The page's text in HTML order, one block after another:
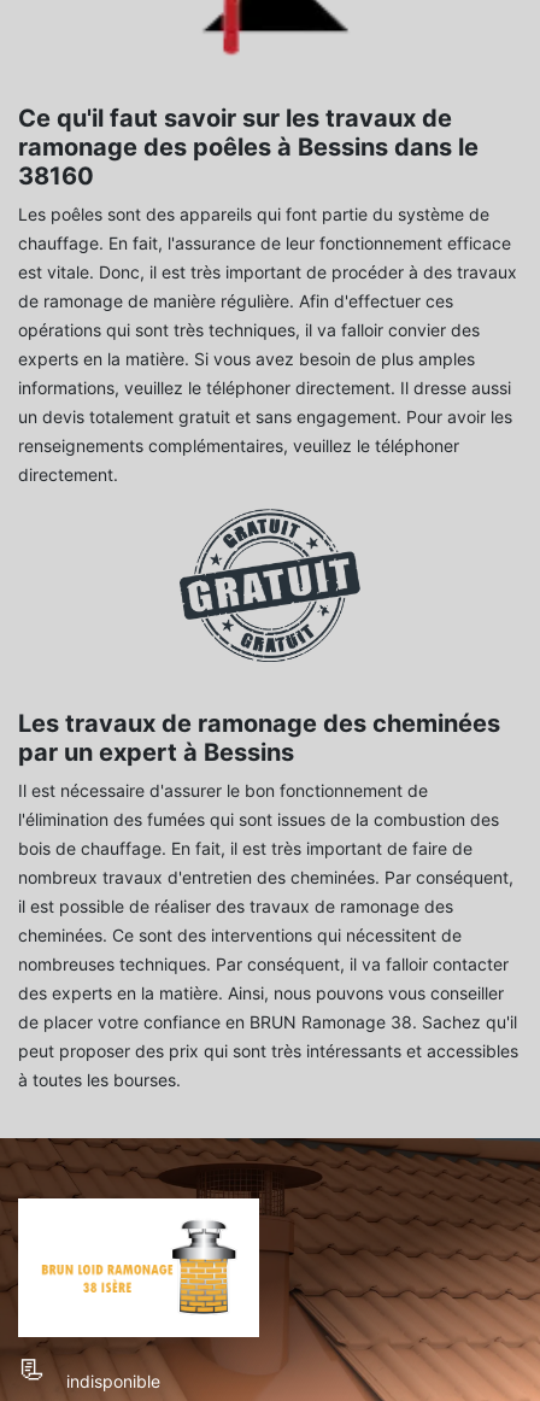
Ce qu'il faut savoir sur les travaux de
ramonage des poêles à Bessins dans le
38160
Les poêles sont des appareils qui font partie du système de
chauffage. En fait, l'assurance de leur fonctionnement efficace
est vitale. Donc, il est très important de procéder à des travaux
de ramonage de manière régulière. Afin d'effectuer ces
opérations qui sont très techniques, il va falloir convier des
experts en la matière. Si vous avez besoin de plus amples
informations, veuillez le téléphoner directement. Il dresse aussi
un devis totalement gratuit et sans engagement. Pour avoir les
renseignements complémentaires, veuillez le téléphoner
directement.
Les travaux de ramonage des cheminées
par un expert à Bessins
Il est nécessaire d'assurer le bon fonctionnement de
l'élimination des fumées qui sont issues de la combustion des
bois de chauffage. En fait, il est très important de faire de
nombreux travaux d'entretien des cheminées. Par conséquent,
il est possible de réaliser des travaux de ramonage des
cheminées. Ce sont des interventions qui nécessitent de
nombreuses techniques. Par conséquent, il va falloir contacter
des experts en la matière. Ainsi, nous pouvons vous conseiller
de placer votre confiance en BRUN Ramonage 38. Sachez qu'il
peut proposer des prix qui sont très intéressants et accessibles
à toutes les bourses.
indisponible